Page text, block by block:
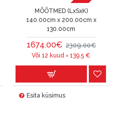
MÕÕTMED (LxSxK)
140.00cm x 200.00cm x
130.00cm
1674.00€ 2309.00€
Või 12 kuud =139.5 €
Esita küsimus